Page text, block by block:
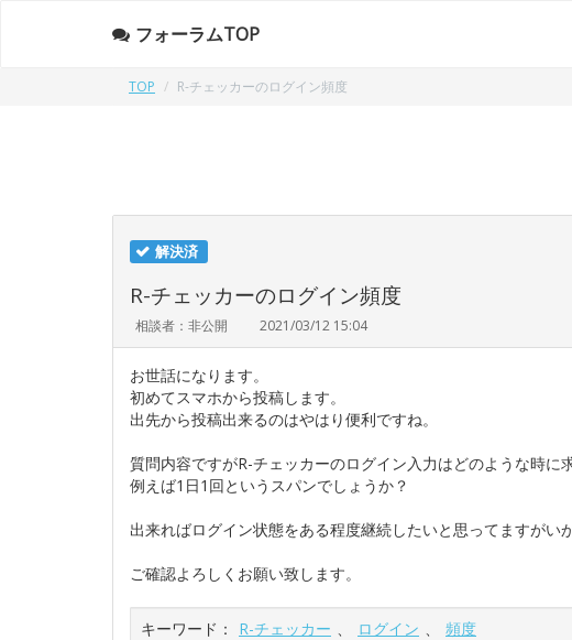
フォーラムTOP
TOP R-チェッカーのログイン頻度
解決済
R-チェッカーのログイン頻度
相談者：非公開 2021/03/12 15:04
お世話になります。
初めてスマホから投稿します。
出先から投稿出来るのはやはり便利ですね。
質問内容ですがR-チェッカーのログイン入力はどのような時に
例えば1日1回というスパンでしょうか？
出来ればログイン状態をある程度継続したいと思ってますがい
ご確認よろしくお願い致します。
キーワード： R-チェッカー 、 ログイン 、 頻度